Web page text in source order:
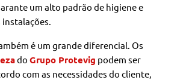
um alto padrão de higiene e
é um grande diferencial. Os
doGrupo Protevig podem ser
com as necessidades do cliente,